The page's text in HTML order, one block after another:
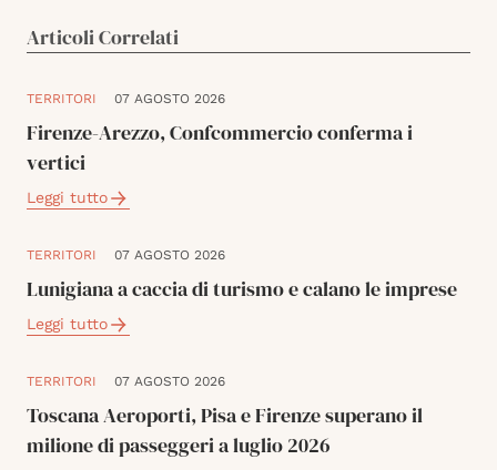
Articoli Correlati
TERRITORI 07 AGOSTO 2026
Firenze-Arezzo, Confcommercio conferma i
vertici
Leggi tutto
TERRITORI 07 AGOSTO 2026
Lunigiana a caccia di turismo e calano le imprese
Leggi tutto
TERRITORI 07 AGOSTO 2026
Toscana Aeroporti, Pisa e Firenze superano il
milione di passeggeri a luglio 2026